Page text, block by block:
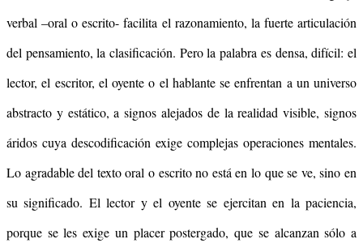
verbal –oral o escrito- facilita el razonamiento, la fuerte articulación
del pensamiento, la clasificación. Pero la palabra es densa, difícil: el
lector, el escritor, el oyente o el hablante se enfrentan a un universo
abstracto y estático, a signos alejados de la realidad visible, signos
áridos cuya descodificación exige complejas operaciones mentales.
Lo agradable del texto oral o escrito no está en lo que se ve, sino en
su significado. El lector y el oyente se ejercitan en la paciencia,
porque se les exige un placer postergado, que se alcanzan sólo a